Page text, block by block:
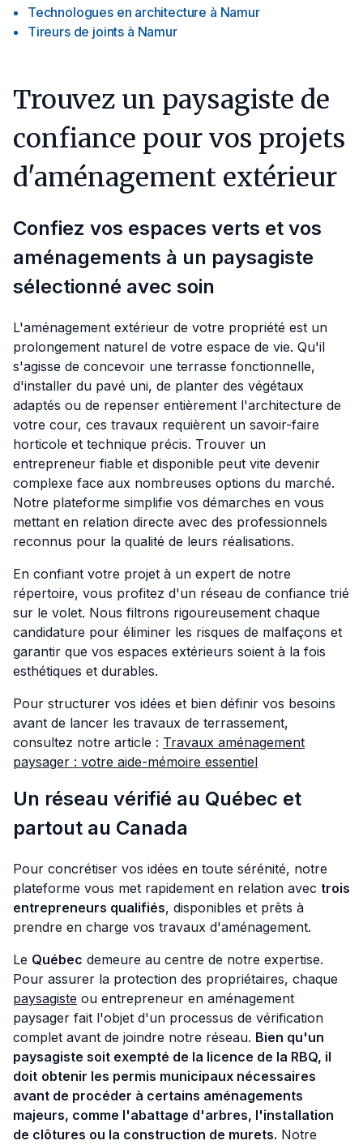
Technologues en architecture à Namur
Tireurs de joints à Namur
Trouvez un paysagiste de
confiance pour vos projets
d'aménagement extérieur
Confiez vos espaces verts et vos
aménagements à un paysagiste
sélectionné avec soin
L'aménagement extérieur de votre propriété est un
prolongement naturel de votre espace de vie. Qu'il
s'agisse de concevoir une terrasse fonctionnelle,
d'installer du pavé uni, de planter des végétaux
adaptés ou de repenser entièrement l'architecture de
votre cour, ces travaux requièrent un savoir-faire
horticole et technique précis. Trouver un
entrepreneur fiable et disponible peut vite devenir
complexe face aux nombreuses options du marché.
Notre plateforme simplifie vos démarches en vous
mettant en relation directe avec des professionnels
reconnus pour la qualité de leurs réalisations.
En confiant votre projet à un expert de notre
répertoire, vous profitez d'un réseau de confiance trié
sur le volet. Nous filtrons rigoureusement chaque
candidature pour éliminer les risques de malfaçons et
garantir que vos espaces extérieurs soient à la fois
esthétiques et durables.
Pour structurer vos idées et bien définir vos besoins
avant de lancer les travaux de terrassement,
consultez notre article : Travaux aménagement
paysager : votre aide-mémoire essentiel
Un réseau vérifié au Québec et
partout au Canada
Pour concrétiser vos idées en toute sérénité, notre
plateforme vous met rapidement en relation avec trois
entrepreneurs qualifiés, disponibles et prêts à
prendre en charge vos travaux d'aménagement.
Le Québec demeure au centre de notre expertise.
Pour assurer la protection des propriétaires, chaque
paysagiste ou entrepreneur en aménagement
paysager fait l'objet d'un processus de vérification
complet avant de joindre notre réseau. Bien qu'un
paysagiste soit exempté de la licence de la RBQ, il
doit obtenir les permis municipaux nécessaires
avant de procéder à certains aménagements
majeurs, comme l'abattage d'arbres, l'installation
de clôtures ou la construction de murets. Notre